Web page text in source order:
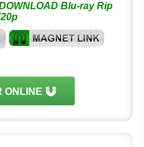
Blu-ray Rip
ONLINE